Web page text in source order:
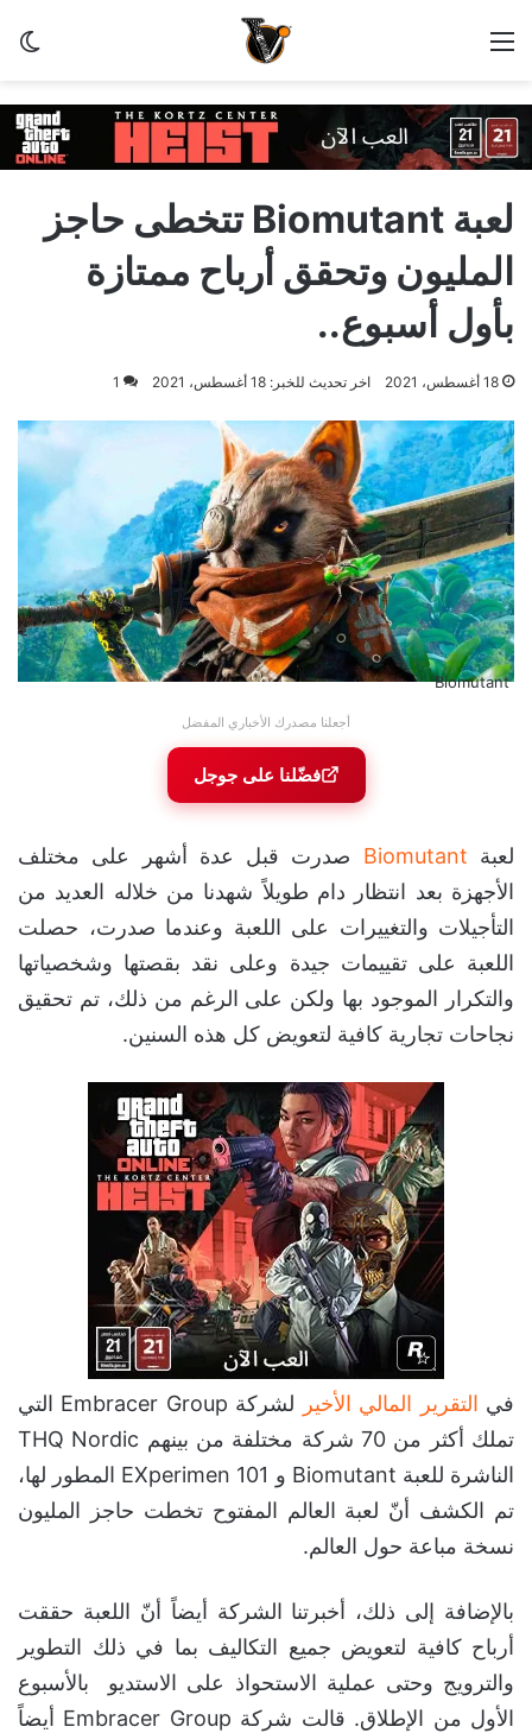
القائمة
لعبة Biomutant تتخطى حاجز
المليون وتحقق أرباح ممتازة
بأول أسبوع..
18 أغسطس، 2021 اخر تحديث للخبر: 18 أغسطس، 2021 1
Biomutant
أجعلنا مصدرك الأخباري المفضل
فضّلنا على جوجل
لعبة Biomutant صدرت قبل عدة أشهر على مختلف
الأجهزة بعد انتظار دام طويلاً شهدنا من خلاله العديد من
التأجيلات والتغييرات على اللعبة وعندما صدرت، حصلت
اللعبة على تقييمات جيدة وعلى نقد بقصتها وشخصياتها
والتكرار الموجود بها ولكن على الرغم من ذلك، تم تحقيق
نجاحات تجارية كافية لتعويض كل هذه السنين.
في التقرير المالي الأخير
لشركة Embracer Group التي
تملك أكثر من 70 شركة مختلفة من بينهم THQ Nordic
الناشرة للعبة Biomutant و EXperimen 101 المطور لها،
تم الكشف أنّ لعبة العالم المفتوح تخطت حاجز المليون
نسخة مباعة حول العالم.
بالإضافة إلى ذلك، أخبرتنا الشركة أيضاً أنّ اللعبة حققت
أرباح كافية لتعويض جميع التكاليف بما في ذلك التطوير
والترويج وحتى عملية الاستحواذ على الاستديو بالأسبوع
الأول من الإطلاق. قالت شركة Embracer Group أيضاً